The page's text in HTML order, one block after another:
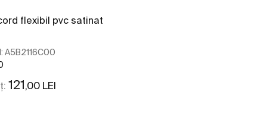
flexibil pvc satinat
A5B2116C00
121,00 LEI